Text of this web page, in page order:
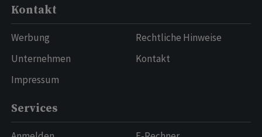
Kontakt
Werbung
Unternehmen
Impressum
Rechtliche Hinweise
Kontakt
Services